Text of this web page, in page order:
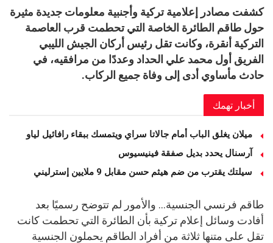
كشفت مصادر إعلامية تركية وأجنبية معلومات جديدة مثيرة
حول طاقم الطائرة الخاصة التي تحطمت قرب العاصمة
التركية أنقرة، وكانت تقل رئيس أركان الجيش الليبي
الفريق أول محمد علي الحداد وعددًا من مرافقيه، في
حادث مأساوي أدى إلى وفاة جميع الركاب.
أخبار تهمك
ميلان يغلق الباب أمام جالاتا سراي ويتمسك ببقاء رافائيل لياو
آرسنال يحدد بديل صفقة فينيسيوس
سيلتك يقترب من ضم هيثم حسن مقابل 9 ملايين إسترليني
طاقم فرنسي الجنسية… والأمور لم تتوضح رسميًا بعد
أفادت وسائل إعلام تركية بأن الطائرة التي تحطمت كانت
تقل على متنها ثلاثة من أفراد الطاقم يحملون الجنسية